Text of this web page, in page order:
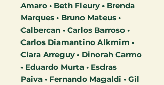
Amaro • Beth Fleury • Brenda
Marques • Bruno Mateus •
Calbercan • Carlos Barroso •
Carlos Diamantino Alkmim •
Clara Arreguy • Dinorah Carmo
• Eduardo Murta • Esdras
Paiva • Fernando Magaldi • Gil